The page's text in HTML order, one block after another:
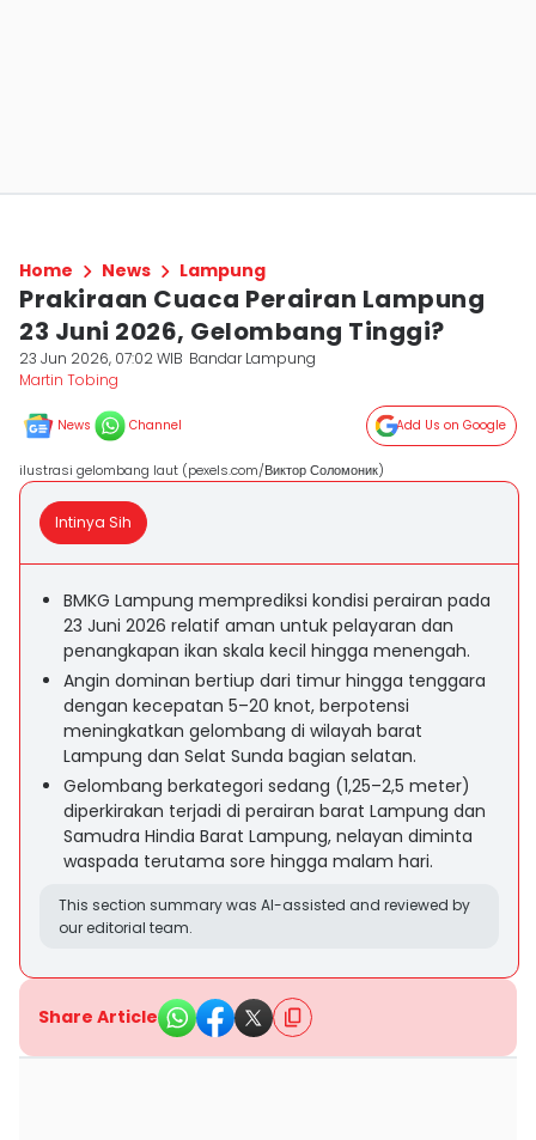
Home News Lampung
Prakiraan Cuaca Perairan Lampung
23 Juni 2026, Gelombang Tinggi?
23 Jun 2026, 07:02 WIB Bandar Lampung
Martin Tobing
News Channel Add Us on Google
ilustrasi gelombang laut (pexels.com/Виктор Соломоник)
Intinya Sih
BMKG Lampung memprediksi kondisi perairan pada
23 Juni 2026 relatif aman untuk pelayaran dan
penangkapan ikan skala kecil hingga menengah.
Angin dominan bertiup dari timur hingga tenggara
dengan kecepatan 5–20 knot, berpotensi
meningkatkan gelombang di wilayah barat
Lampung dan Selat Sunda bagian selatan.
Gelombang berkategori sedang (1,25–2,5 meter)
diperkirakan terjadi di perairan barat Lampung dan
Samudra Hindia Barat Lampung, nelayan diminta
waspada terutama sore hingga malam hari.
This section summary was AI-assisted and reviewed by
our editorial team.
Share Article